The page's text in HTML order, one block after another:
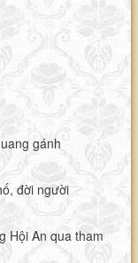
gánh
đời người
Hội An qua tham